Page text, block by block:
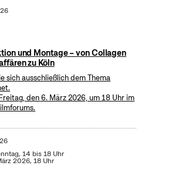
und Montage – von Collagen
zu Köln
sich ausschließlich dem Thema
den 6. März 2026, um 18 Uhr im
14 bis 18 Uhr
2026, 18 Uhr